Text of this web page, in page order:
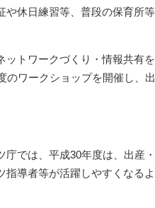
休日練習等、普段の保育所
トワークづくり・情報共有
ワークショップを開催し、
では、平成30年度は、出産
導者等が活躍しやすくなる